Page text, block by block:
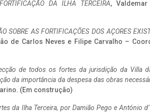
FORTIFICAÇÃO DA ILHA TERCEIRA,
SOBRE AS FORTIFICAÇÕES DOS AÇORES
de Carlos Neves e Filipe Carvalho –
de todos os fortes da jurisdição da Villa
da importância da despesa das obras
(Em construção)
da Ilha Terceira, por Damião Pego e António